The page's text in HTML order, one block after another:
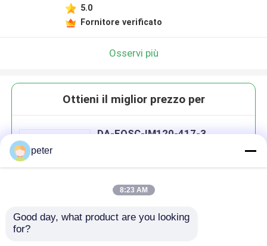
5.0
Fornitore verificato
Osservi più
Ottieni il miglior prezzo per
DA-FOSC-IM120-417-3
Continua
peter
8:23 AM
Good day, what product are you looking
for?